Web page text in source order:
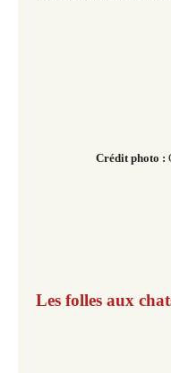
Crédit photo :
Les folles aux